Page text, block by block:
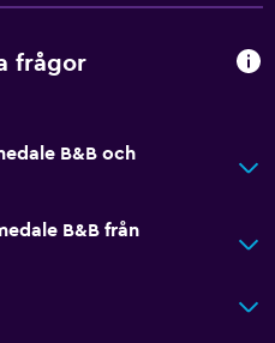
frågor
B&B och
B&B från